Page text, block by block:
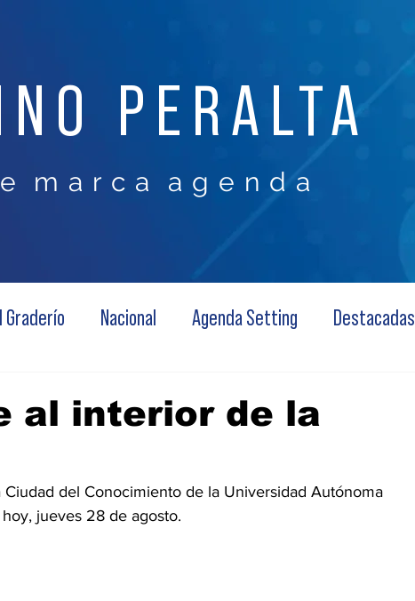
PERALTA
m a r c a a g e n d a
Graderío Nacional Agenda Setting Destacadas
al interior de la
del Conocimiento de la Universidad Autónoma
jueves 28 de agosto.